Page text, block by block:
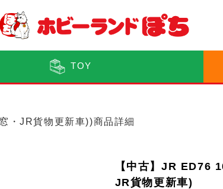
TOY
・JR貨物更新車))商品詳細
【中古】JR ED76
JR貨物更新車)